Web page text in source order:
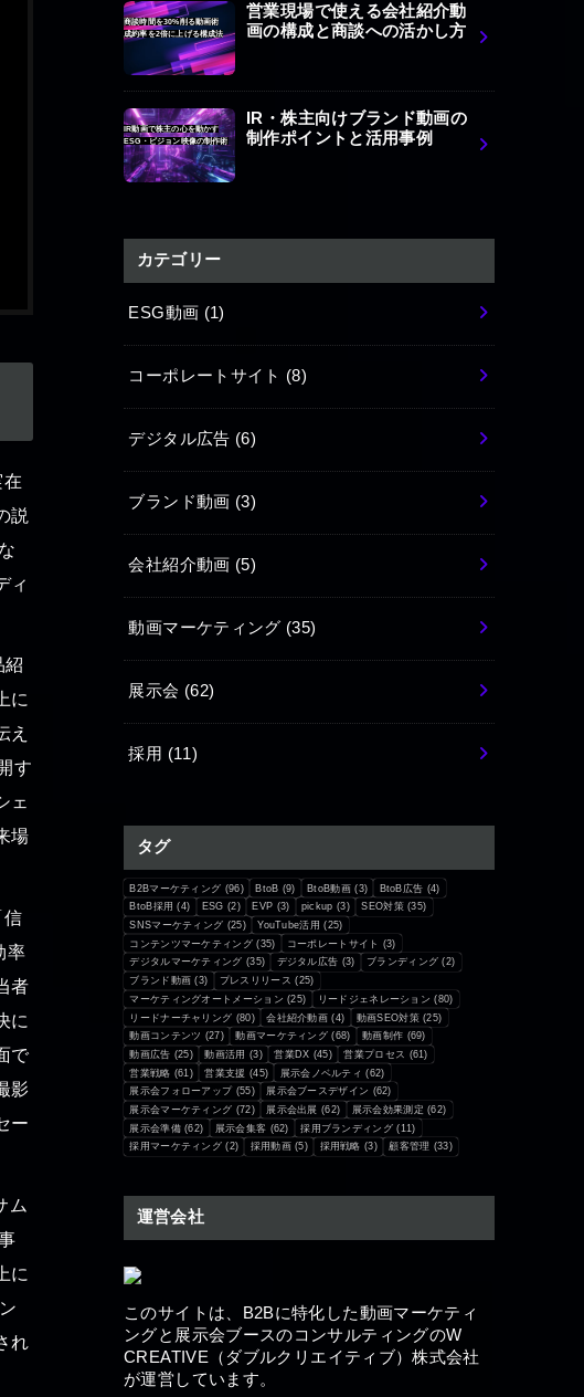
説
ィ
紹
に
え
す
ェ
場
信
率
者
に
で
影
ー
ム
に
れ
商談時間を30%削る動画術
成約率を2倍に上げる構成法
営業現場で使える会社紹介動
画の構成と商談への活かし方
IR動画で株主の心を動かす
ESG・ビジョン映像の制作術
IR・株主向けブランド動画の
制作ポイントと活用事例
カテゴリー
ESG動画 (1)
コーポレートサイト (8)
デジタル広告 (6)
ブランド動画 (3)
会社紹介動画 (5)
動画マーケティング (35)
展示会 (62)
採用 (11)
タグ
B2Bマーケティング (96) BtoB (9) BtoB動画(3) BtoB広告 (4)
BtoB採用 (4) ESG (2) EVP (3) pickup (3) SEO対策(35)
SNSマーケティング (25) YouTube活用 (25)
コンテンツマーケティング(35) コーポレートサイト (3)
デジタルマーケティング (35) デジタル広告 (3) ブランディング (2)
ブランド動画 (3) プレスリリース (25)
マーケティングオートメーション (25) リードジェネレーション (80)
リードナーチャリング (80) 会社紹介動画 (4) 動画SEO対策(25)
動画コンテンツ (27) 動画マーケティング (68) 動画制作 (69)
動画広告 (25) 動画活用 (3) 営業DX (45) 営業プロセス (61)
営業戦略 (61) 営業支援 (45) 展示会ノベルティ (62)
展示会フォローアップ(55) 展示会ブースデザイン (62)
展示会マーケティング (72) 展示会出展 (62) 展示会効果測定 (62)
展示会準備(62) 展示会集客 (62) 採用ブランディング(11)
採用マーケティング (2) 採用動画(5) 採用戦略 (3) 顧客管理 (33)
運営会社
このサイトは、B2Bに特化した動画マーケティ
ングと展示会ブースの​コンサルティングのW
CREATIVE（ダブルクリエイティブ）株式会社
が運営しています。